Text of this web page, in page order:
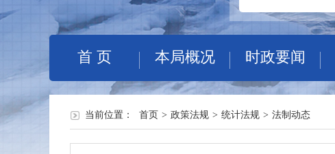
首 页 本局概况 时政要闻
当前位置： 首页 > 政策法规 > 统计法规 > 法制动态